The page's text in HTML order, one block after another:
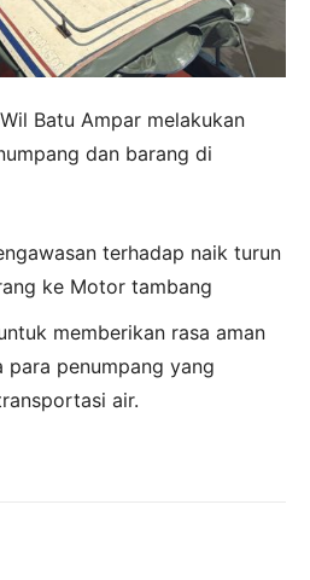
Batu Ampar melakukan
dan barang di
terhadap naik turun
ke Motor tambang
memberikan rasa aman
para penumpang yang
air.